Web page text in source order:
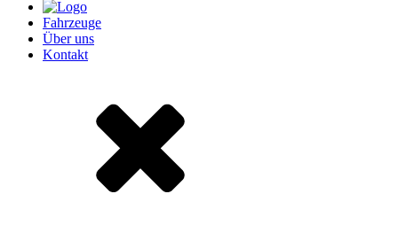
Fahrzeuge
Über uns
Kontakt